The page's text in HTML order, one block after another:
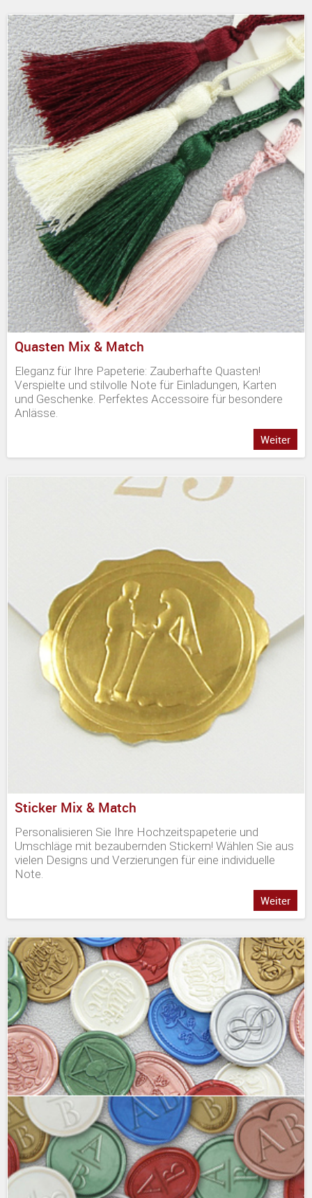
Quasten Mix & Match
Eleganz für Ihre Papeterie: Zauberhafte Quasten!
Verspielte und stilvolle Note für Einladungen, Karten
und Geschenke. Perfektes Accessoire für besondere
Anlässe.
Weiter
Sticker Mix & Match
Personalisieren Sie Ihre Hochzeitspapeterie und
Umschläge mit bezaubernden Stickern! Wählen Sie aus
vielen Designs und Verzierungen für eine individuelle
Note.
Weiter